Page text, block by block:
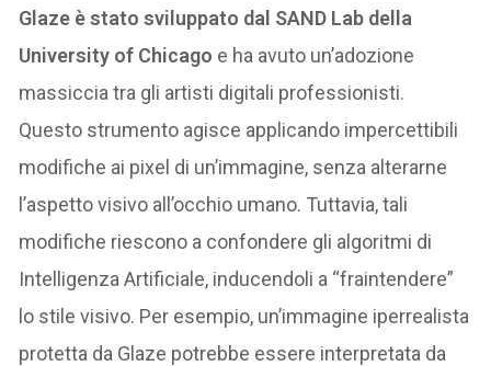
Glaze è stato sviluppato dal SAND Lab della
University of Chicago e ha avuto un’adozione
massiccia tra gli artisti digitali professionisti.
Questo strumento agisce applicando impercettibili
modifiche ai pixel di un’immagine, senza alterarne
l’aspetto visivo all’occhio umano. Tuttavia, tali
modifiche riescono a confondere gli algoritmi di
Intelligenza Artificiale, inducendoli a “fraintendere”
lo stile visivo. Per esempio, un’immagine iperrealista
protetta da Glaze potrebbe essere interpretata da